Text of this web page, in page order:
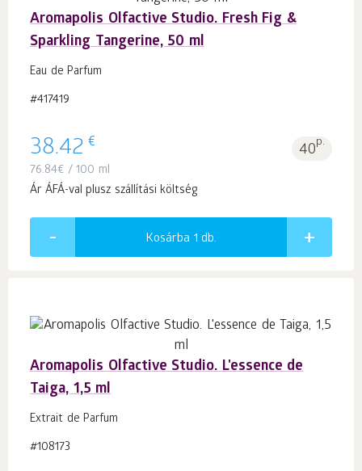
Aromapolis Olfactive Studio. Fresh Fig &
Sparkling Tangerine, 50 ml
Eau de Parfum
#417419
38.42 € 40p.
76.84€ / 100 ml
Ár ÁFÁ-val plusz szállítási költség
Kosárba 1 db.
Aromapolis Olfactive Studio. L'essence de
Taiga, 1,5 ml
Extrait de Parfum
#108173